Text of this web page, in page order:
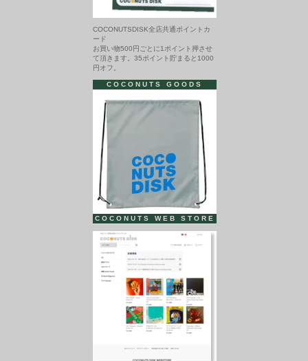
COCONUTSDISK全店共通ポイントカ
ード
お買い物500円ごとに1ポイント押させ
て頂きます。35ポイント貯まると1000
円オフ。
COCONUTS GOODS
COCONUTS WEB STORE